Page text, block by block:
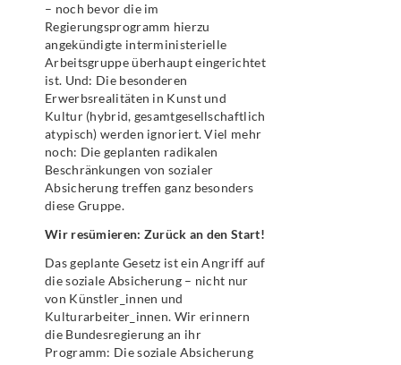
– noch bevor die im
Regierungsprogramm hierzu
angekündigte interministerielle
Arbeitsgruppe überhaupt eingerichtet
ist. Und: Die besonderen
Erwerbsrealitäten in Kunst und
Kultur (hybrid, gesamtgesellschaftlich
atypisch) werden ignoriert. Viel mehr
noch: Die geplanten radikalen
Beschränkungen von sozialer
Absicherung treffen ganz besonders
diese Gruppe.
Wir resümieren: Zurück an den Start!
Das geplante Gesetz ist ein Angriff auf
die soziale Absicherung – nicht nur
von Künstler_innen und
Kulturarbeiter_innen. Wir erinnern
die Bundesregierung an ihr
Programm: Die soziale Absicherung